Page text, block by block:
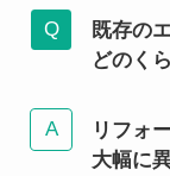
既存の
どのく
リフォ
大幅に